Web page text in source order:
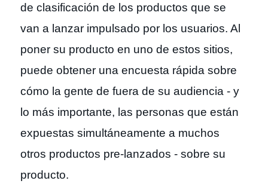
de clasificación de los productos que se
van a lanzar impulsado por los usuarios. Al
poner su producto en uno de estos sitios,
puede obtener una encuesta rápida sobre
cómo la gente de fuera de su audiencia - y
lo más importante, las personas que están
expuestas simultáneamente a muchos
otros productos pre-lanzados - sobre su
producto.